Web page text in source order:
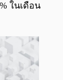
ในเดือน